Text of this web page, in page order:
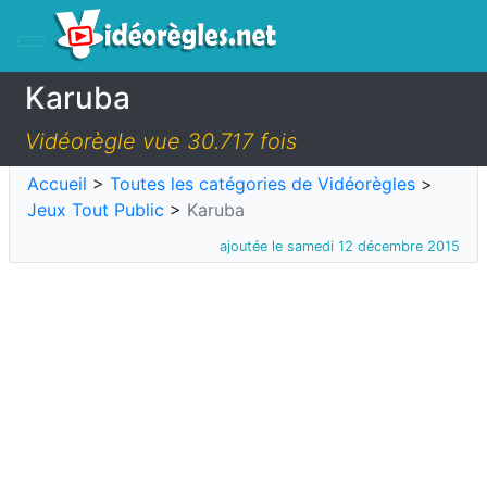
Karuba
Vidéorègle vue 30.717 fois
Accueil > Toutes les catégories de Vidéorègles >
Jeux Tout Public > Karuba
ajoutée le samedi 12 décembre 2015